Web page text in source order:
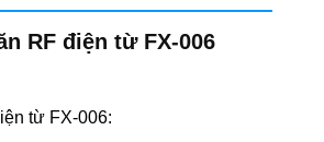
RF điện từ FX-006
từ FX-006: